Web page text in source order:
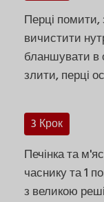
Перці помити,
вичистити
бланшувати в
злити, перці
3 Крок
Печінка та
часнику та 1
з великою